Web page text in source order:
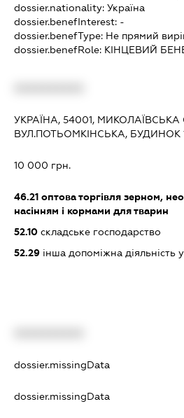
dossier.nationality: Україна
dossier.benefInterest: -
dossier.benefType: Не прямий
dossier.benefRole: КІНЦЕВИЙ
УКРАЇНА, 54001,
ВУЛ.ПОТЬОМКІНСЬКА, БУДИНОК
10 000 грн.
46.21оптова торгівля зерном,
насінням і кормами для тварин
52.10складське господарство
52.29інша допоміжна діяльність
dossier.missingData
dossier.missingData